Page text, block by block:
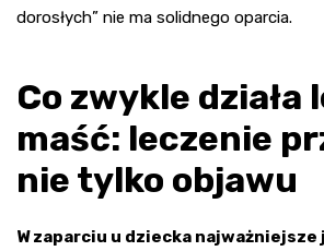
dorosłych” nie ma solidnego oparcia.
Co zwykle działa
maść: leczenie
nie tylko objawu
W zaparciu u dziecka